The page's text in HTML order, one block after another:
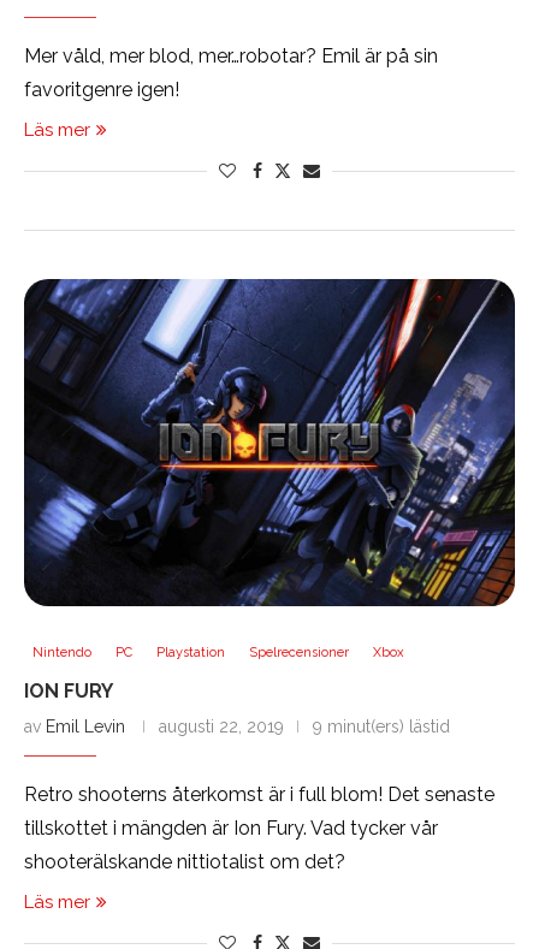
Mer våld, mer blod, mer…robotar? Emil är på sin
favoritgenre igen!
Läs mer
Nintendo PC Playstation Spelrecensioner Xbox
ION FURY
av Emil Levin augusti 22, 2019 9 minut(ers) lästid
Retro shooterns återkomst är i full blom! Det senaste
tillskottet i mängden är Ion Fury. Vad tycker vår
shooterälskande nittiotalist om det?
Läs mer